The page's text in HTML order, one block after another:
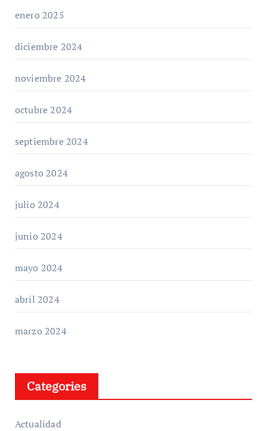
enero 2025
diciembre 2024
noviembre 2024
octubre 2024
septiembre 2024
agosto 2024
julio 2024
junio 2024
mayo 2024
abril 2024
marzo 2024
Categories
Actualidad